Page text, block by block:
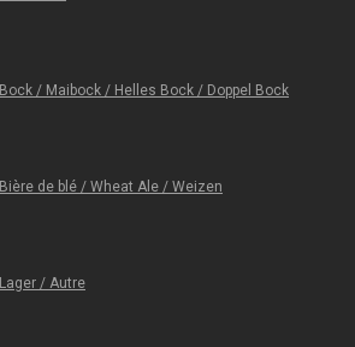
Bock / Maibock / Helles Bock / Doppel Bock
Bière de blé / Wheat Ale / Weizen
Lager / Autre